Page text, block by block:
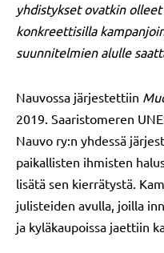
yhdistykset ovatkin
konkreettisilla
suunnitelmien alulle
Nauvossa järjestettiin
2019. Saaristomeren
Nauvo ry:n yhdessä
paikallisten ihmisten
lisätä sen kierrätystä.
julisteiden avulla, joilla
ja kyläkaupoissa jaettiin